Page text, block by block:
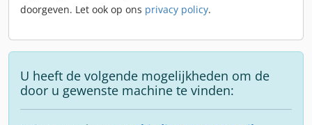
doorgeven. Let ook op ons privacy policy.
U heeft de volgende mogelijkheden om de
door u gewenste machine te vinden: